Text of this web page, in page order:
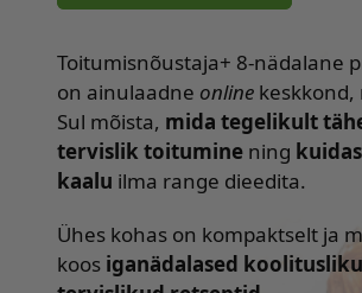
Toitumisnõustaja+ 8-nädalane
on ainulaadne online keskkond,
Sul mõista, mida tegelikult
tervislik toitumine ning
kaalu ilma range dieedita.
Ühes kohas on kompaktselt ja
koos iganädalased